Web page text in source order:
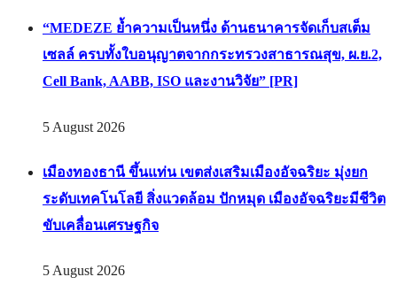
“MEDEZE ย้ำความเป็นหนึ่ง ด้านธนาคารจัดเก็บสเต็ม
เซลล์ ครบทั้งใบอนุญาตจากกระทรวงสาธารณสุข, ผ.ย.2,
Cell Bank, AABB, ISO และงานวิจัย” [PR]
5 August 2026
เมืองทองธานี ขึ้นแท่น เขตส่งเสริมเมืองอัจฉริยะ มุ่งยก
ระดับเทคโนโลยี สิ่งแวดล้อม ปักหมุด เมืองอัจฉริยะมีชีวิต
ขับเคลื่อนเศรษฐกิจ
5 August 2026